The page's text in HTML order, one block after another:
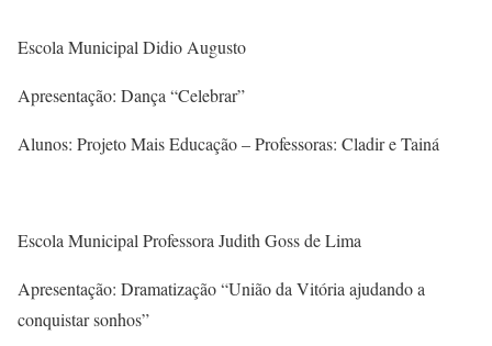
Escola Municipal Didio Augusto
Apresentação: Dança “Celebrar”
Alunos: Projeto Mais Educação – Professoras: Cladir e Tainá
Escola Municipal Professora Judith Goss de Lima
Apresentação: Dramatização “União da Vitória ajudando a
conquistar sonhos”